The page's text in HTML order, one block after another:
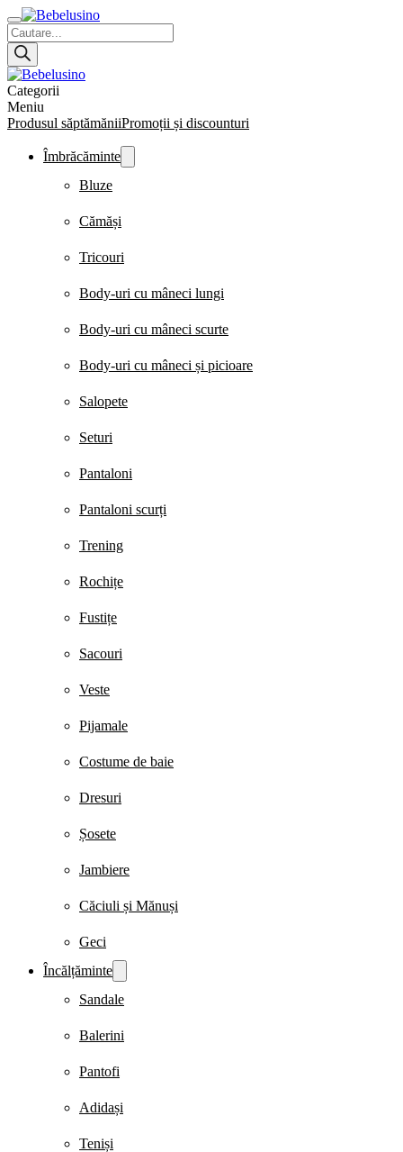
Products
search
Categorii
Meniu
Produsul săptămăniiPromoții și discounturi
Îmbrăcăminte
Bluze
Cămăși
Tricouri
Body-uri cu mâneci lungi
Body-uri cu mâneci scurte
Body-uri cu mâneci și picioare
Salopete
Seturi
Pantaloni
Pantaloni scurți
Trening
Rochițe
Fustițe
Sacouri
Veste
Pijamale
Costume de baie
Dresuri
Șosete
Jambiere
Căciuli și Mănuși
Geci
Încălțăminte
Sandale
Balerini
Pantofi
Adidași
Teniși